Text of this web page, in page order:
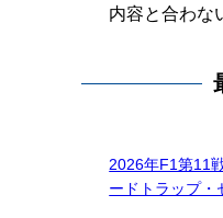
内容と合わな
2026年F1第11
ードトラップ・